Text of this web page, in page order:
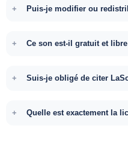
Puis-je modifier ou
Ce son est-il gratuit et
Suis-je obligé de citer
Quelle est exactement la